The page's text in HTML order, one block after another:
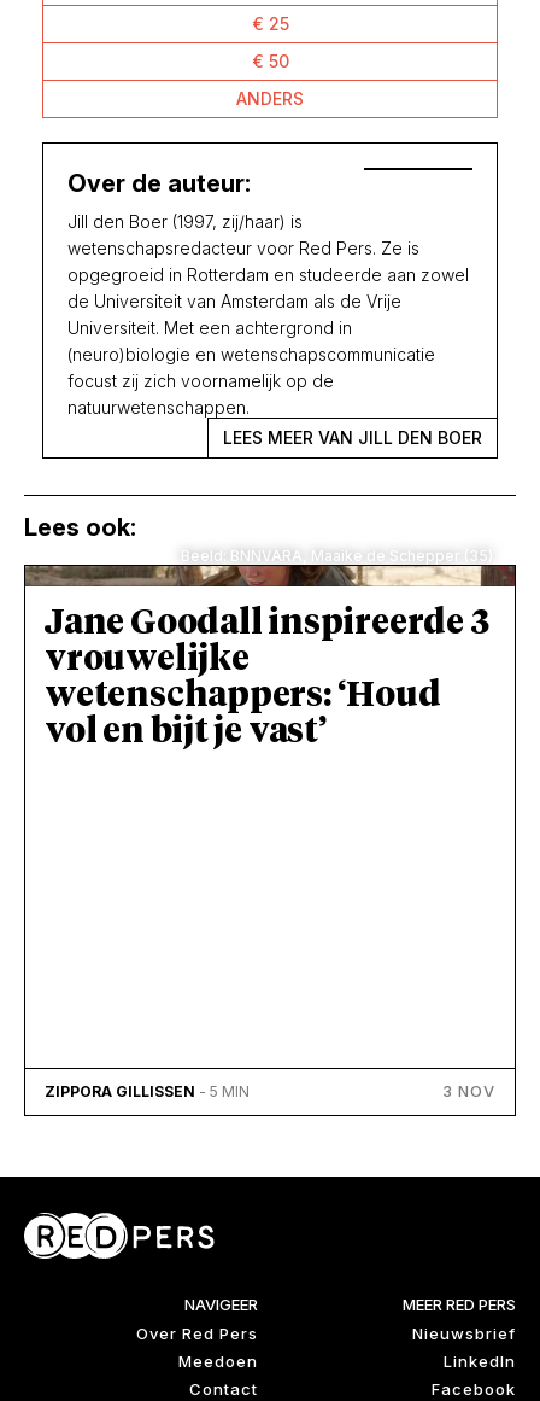
€ 25
€ 50
ANDERS
Over de auteur:
Jill den Boer (1997, zij/haar) is
wetenschapsredacteur voor Red Pers. Ze is
opgegroeid in Rotterdam en studeerde aan zowel
de Universiteit van Amsterdam als de Vrije
Universiteit. Met een achtergrond in
(neuro)biologie en wetenschapscommunicatie
focust zij zich voornamelijk op de
natuurwetenschappen.
LEES MEER VAN JILL DEN BOER
Lees ook:
Beeld: BNNVARA, Maaike de Schepper (35)
Jane Goodall inspireerde 3
vrouwelijke
wetenschappers: ‘Houd
vol en bijt je vast’
ZIPPORA GILLISSEN - 5 MIN 3 NOV
NAVIGEER
Over Red Pers
Meedoen
Contact
MEER RED PERS
Nieuwsbrief
LinkedIn
Facebook